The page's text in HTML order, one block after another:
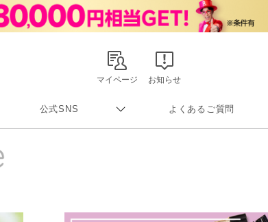
お知らせ
マイページ
公式SNS
Rakuten Link
よくあるご質問